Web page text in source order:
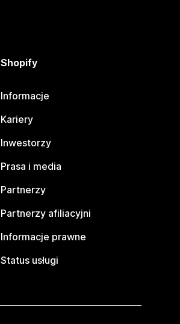
Shopify
Informacje
Kariery
Inwestorzy
Prasa i media
Partnerzy
Partnerzy afiliacyjni
Informacje prawne
Status usługi